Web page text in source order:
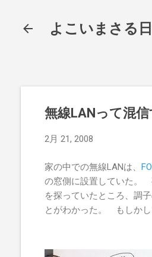
よこいまさる
無線LANって混
2月 21, 2008
家の中での無線LANは、
の窓側に設置していた。
を探っていたところ、調
とがわかった。 もしかし